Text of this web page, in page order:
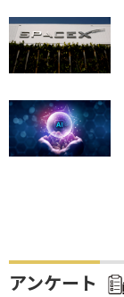
アンケート